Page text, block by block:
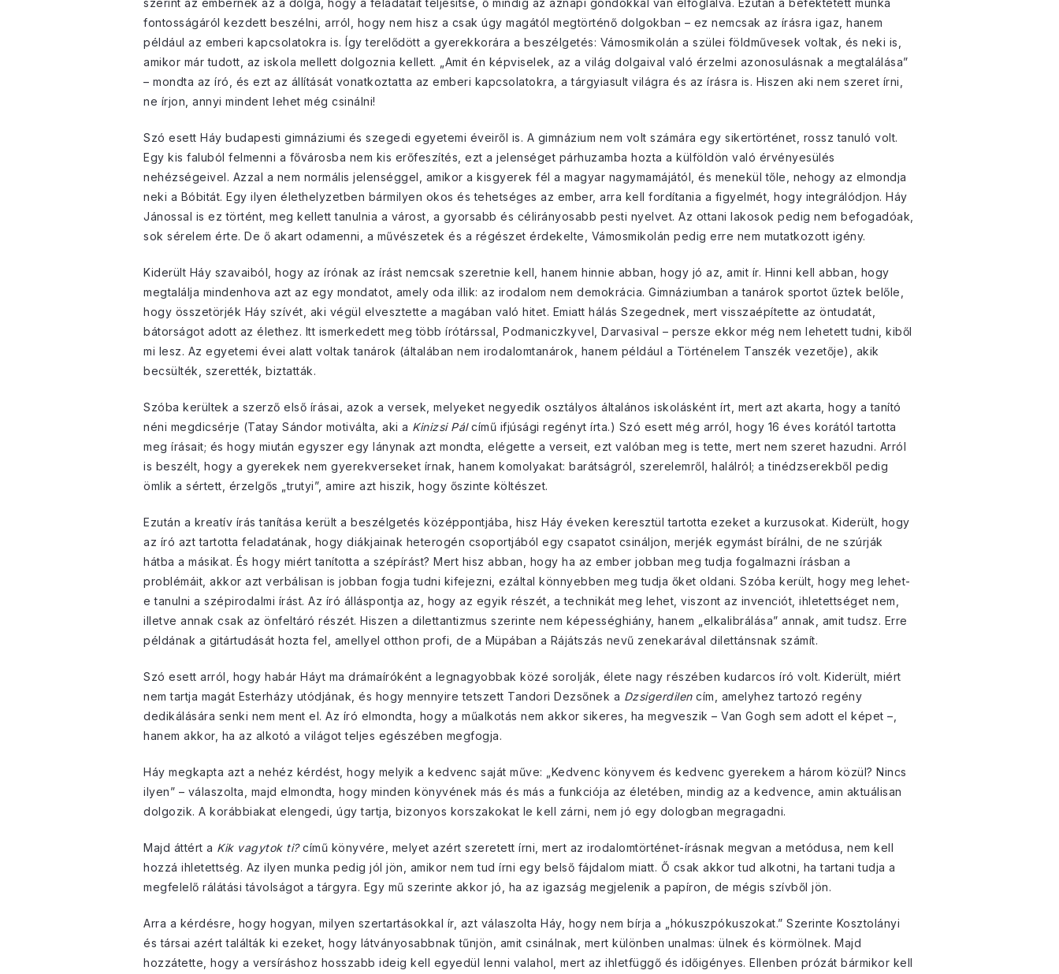
fontosságáról kezdett beszélni, arról, hogy nem hisz a csak úgy magától megtörténő dolgokban – ez nemcsak az írásra igaz, hanem
például az emberi kapcsolatokra is. Így terelődött a gyerekkorára a beszélgetés: Vámosmikolán a szülei földművesek voltak, és neki is,
amikor már tudott, az iskola mellett dolgoznia kellett. „Amit én képviselek, az a világ dolgaival való érzelmi azonosulásnak a megtalálása”
– mondta az író, és ezt az állítását vonatkoztatta az emberi kapcsolatokra, a tárgyiasult világra és az írásra is. Hiszen aki nem szeret írni,
ne írjon, annyi mindent lehet még csinálni!
Szó esett Háy budapesti gimnáziumi és szegedi egyetemi éveiről is. A gimnázium nem volt számára egy sikertörténet, rossz tanuló volt.
Egy kis faluból felmenni a fővárosba nem kis erőfeszítés, ezt a jelenséget párhuzamba hozta a külföldön való érvényesülés
nehézségeivel. Azzal a nem normális jelenséggel, amikor a kisgyerek fél a magyar nagymamájától, és menekül tőle, nehogy az elmondja
neki a Bóbitát. Egy ilyen élethelyzetben bármilyen okos és tehetséges az ember, arra kell fordítania a figyelmét, hogy integrálódjon. Háy
Jánossal is ez történt, meg kellett tanulnia a várost, a gyorsabb és célirányosabb pesti nyelvet. Az ottani lakosok pedig nem befogadóak,
sok sérelem érte. De ő akart odamenni, a művészetek és a régészet érdekelte, Vámosmikolán pedig erre nem mutatkozott igény.
Kiderült Háy szavaiból, hogy az írónak az írást nemcsak szeretnie kell, hanem hinnie abban, hogy jó az, amit ír. Hinni kell abban, hogy
megtalálja mindenhova azt az egy mondatot, amely oda illik: az irodalom nem demokrácia. Gimnáziumban a tanárok sportot űztek belőle,
hogy összetörjék Háy szívét, aki végül elvesztette a magában való hitet. Emiatt hálás Szegednek, mert visszaépítette az öntudatát,
bátorságot adott az élethez. Itt ismerkedett meg több írótárssal, Podmaniczkyvel, Darvasival – persze ekkor még nem lehetett tudni, kiből
mi lesz. Az egyetemi évei alatt voltak tanárok (általában nem irodalomtanárok, hanem például a Történelem Tanszék vezetője), akik
becsülték, szerették, biztatták.
Szóba kerültek a szerző első írásai, azok a versek, melyeket negyedik osztályos általános iskolásként írt, mert azt akarta, hogy a tanító
néni megdicsérje (Tatay Sándor motiválta, aki a Kinizsi Pálcímű ifjúsági regényt írta.) Szó esett még arról, hogy 16 éves korától tartotta
meg írásait; és hogy miután egyszer egy lánynak azt mondta, elégette a verseit, ezt valóban meg is tette, mert nem szeret hazudni. Arról
is beszélt, hogy a gyerekek nem gyerekverseket írnak, hanem komolyakat: barátságról, szerelemről, halálról; a tinédzserekből pedig
ömlik a sértett, érzelgős „trutyi”, amire azt hiszik, hogy őszinte költészet.
Ezután a kreatív írás tanítása került a beszélgetés középpontjába, hisz Háy éveken keresztül tartotta ezeket a kurzusokat. Kiderült, hogy
az író azt tartotta feladatának, hogy diákjainak heterogén csoportjából egy csapatot csináljon, merjék egymást bírálni, de ne szúrják
hátba a másikat. És hogy miért tanította a szépírást? Mert hisz abban, hogy ha az ember jobban meg tudja fogalmazni írásban a
problémáit, akkor azt verbálisan is jobban fogja tudni kifejezni, ezáltal könnyebben meg tudja őket oldani. Szóba került, hogy meg lehet-
e tanulni a szépirodalmi írást. Az író álláspontja az, hogy az egyik részét, a technikát meg lehet, viszont az invenciót, ihletettséget nem,
illetve annak csak az önfeltáró részét. Hiszen a dilettantizmus szerinte nem képességhiány, hanem „elkalibrálása” annak, amit tudsz. Erre
példának a gitártudását hozta fel, amellyel otthon profi, de a Müpában a Rájátszás nevű zenekarával dilettánsnak számít.
Szó esett arról, hogy habár Háyt ma drámaíróként a legnagyobbak közé sorolják, élete nagy részében kudarcos író volt. Kiderült, miért
nem tartja magát Esterházy utódjának, és hogy mennyire tetszett Tandori Dezsőnek a Dzsigerdilencím, amelyhez tartozó regény
dedikálására senki nem ment el. Az író elmondta, hogy a műalkotás nem akkor sikeres, ha megveszik – Van Gogh sem adott el képet –,
hanem akkor, ha az alkotó a világot teljes egészében megfogja.
Háy megkapta azt a nehéz kérdést, hogy melyik a kedvenc saját műve: „Kedvenc könyvem és kedvenc gyerekem a három közül? Nincs
ilyen” – válaszolta, majd elmondta, hogy minden könyvének más és más a funkciója az életében, mindig az a kedvence, amin aktuálisan
dolgozik. A korábbiakat elengedi, úgy tartja, bizonyos korszakokat le kell zárni, nem jó egy dologban megragadni.
Majd áttért a Kik vagytok ti?című könyvére, melyet azért szeretett írni, mert az irodalomtörténet-írásnak megvan a metódusa, nem kell
hozzá ihletettség. Az ilyen munka pedig jól jön, amikor nem tud írni egy belső fájdalom miatt. Ő csak akkor tud alkotni, ha tartani tudja a
megfelelő rálátási távolságot a tárgyra. Egy mű szerinte akkor jó, ha az igazság megjelenik a papíron, de mégis szívből jön.
Arra a kérdésre, hogy hogyan, milyen szertartásokkal ír, azt válaszolta Háy, hogy nem bírja a „hókuszpókuszokat.” Szerinte Kosztolányi
és társai azért találták ki ezeket, hogy látványosabbnak tűnjön, amit csinálnak, mert különben unalmas: ülnek és körmölnek. Majd
hozzátette, hogy a versíráshoz hosszabb ideig kell egyedül lenni valahol, mert az ihletfüggő és időigényes. Ellenben prózát bármikor kell